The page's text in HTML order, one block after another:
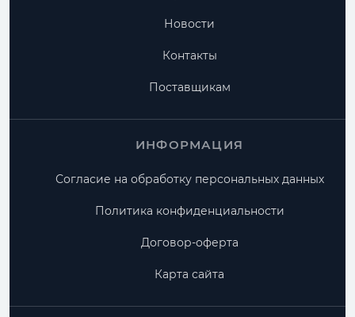
Новости
Контакты
Поставщикам
ИНФОРМАЦИЯ
Согласие на обработку персональных данных
Политика конфиденциальности
Договор-оферта
Карта сайта